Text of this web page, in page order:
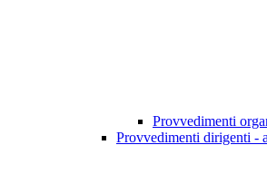
Provvedimenti
Provvedimenti dirigenti -